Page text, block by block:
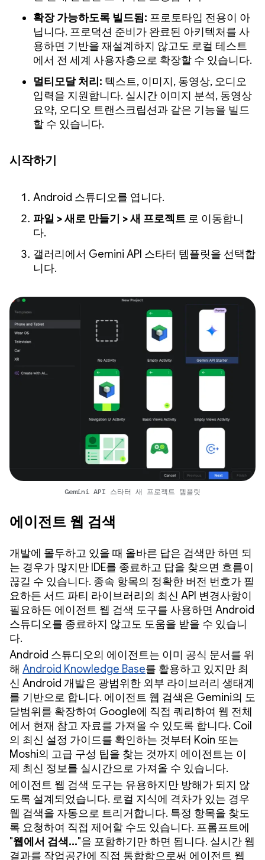
확장 가능하도록 빌드됨: 프로토타입 전용이 아
닙니다. 프로덕션 준비가 완료된 아키텍처를 사
용하면 기반을 재설계하지 않고도 로컬 테스트
에서 전 세계 사용자층으로 확장할 수 있습니다.
멀티모달 처리: 텍스트, 이미지, 동영상, 오디오
입력을 지원합니다. 실시간 이미지 분석, 동영상
요약, 오디오 트랜스크립션과 같은 기능을 빌드
할 수 있습니다.
시작하기
Android 스튜디오를 엽니다.
파일 > 새로 만들기 > 새 프로젝트 로 이동합니
다.
갤러리에서 Gemini API 스타터 템플릿을 선택합
니다.
Gemini API 스타터 새 프로젝트 템플릿
에이전트 웹 검색
개발에 몰두하고 있을 때 올바른 답은 검색만 하면 되
는 경우가 많지만 IDE를 종료하고 답을 찾으면 흐름이
끊길 수 있습니다. 종속 항목의 정확한 버전 번호가 필
요하든 서드 파티 라이브러리의 최신 API 변경사항이
필요하든 에이전트 웹 검색 도구를 사용하면 Android
스튜디오를 종료하지 않고도 도움을 받을 수 있습니
다.
Android 스튜디오의 에이전트는 이미 공식 문서를 위
해 Android Knowledge Base를 활용하고 있지만 최
신 Android 개발은 광범위한 외부 라이브러리 생태계
를 기반으로 합니다. 에이전트 웹 검색은 Gemini의 도
달범위를 확장하여 Google에 직접 쿼리하여 웹 전체
에서 현재 참고 자료를 가져올 수 있도록 합니다. Coil
의 최신 설정 가이드를 확인하는 것부터 Koin 또는
Moshi의 고급 구성 팁을 찾는 것까지 에이전트는 이
제 최신 정보를 실시간으로 가져올 수 있습니다.
에이전트 웹 검색 도구는 유용하지만 방해가 되지 않
도록 설계되었습니다. 로컬 지식에 격차가 있는 경우
웹 검색을 자동으로 트리거합니다. 특정 항목을 찾도
록 요청하여 직접 제어할 수도 있습니다. 프롬프트에
"웹에서 검색..."을 포함하기만 하면 됩니다. 실시간 웹
결과를 작업공간에 직접 통합함으로써 에이전트 웹